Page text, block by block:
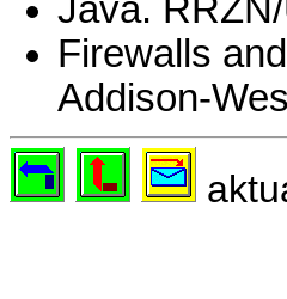
Java.
Firewalls
Addison-